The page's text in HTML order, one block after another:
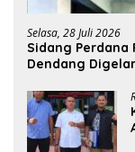
Selasa, 28 Juli 2026
Sidang Perdana
Dendang